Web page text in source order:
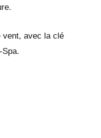
vent, avec la clé